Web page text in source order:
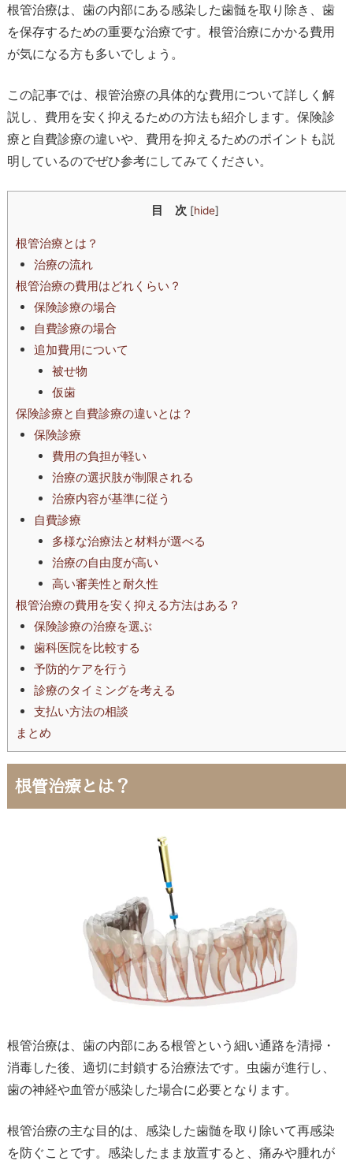
根管治療は、歯の内部にある感染した歯髄を取り除き、歯
を保存するための重要な治療です。根管治療にかかる費用
が気になる方も多いでしょう。
この記事では、根管治療の具体的な費用について詳しく解
説し、費用を安く抑えるための方法も紹介します。保険診
療と自費診療の違いや、費用を抑えるためのポイントも説
明しているのでぜひ参考にしてみてください。
目 次 [hide]
根管治療とは？
治療の流れ
根管治療の費用はどれくらい？
保険診療の場合
自費診療の場合
追加費用について
被せ物
仮歯
保険診療と自費診療の違いとは？
保険診療
費用の負担が軽い
治療の選択肢が制限される
治療内容が基準に従う
自費診療
多様な治療法と材料が選べる
治療の自由度が高い
高い審美性と耐久性
根管治療の費用を安く抑える方法はある？
保険診療の治療を選ぶ
歯科医院を比較する
予防的ケアを行う
診療のタイミングを考える
支払い方法の相談
まとめ
根管治療とは？
根管治療は、歯の内部にある根管という細い通路を清掃・
消毒した後、適切に封鎖する治療法です。虫歯が進行し、
歯の神経や血管が感染した場合に必要となります。
根管治療の主な目的は、感染した歯髄を取り除いて再感染
を防ぐことです。感染したまま放置すると、痛みや腫れが